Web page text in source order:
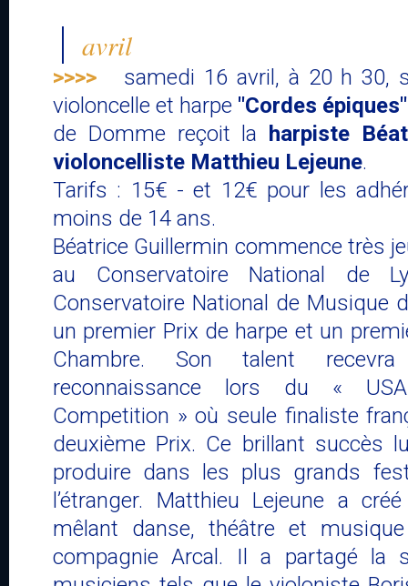
avril
>>>>
samedi 16 avril, à 20 h 30,
violoncelle et harpe "Cordes épiques"
de Domme reçoit la harpiste
violoncelliste Matthieu Lejeune.
Tarifs : 15€ - et 12€ pour les
moins de 14 ans.
Béatrice Guillermin commence très
au Conservatoire National de
Conservatoire National de Musique
un premier Prix de harpe et un
Chambre. Son talent
reconnaissance lors du «
Competition » où seule finaliste
deuxième Prix. Ce brillant succès
produire dans les plus grands
l’étranger. Matthieu Lejeune a
mêlant danse, théâtre et
compagnie Arcal. Il a partagé la